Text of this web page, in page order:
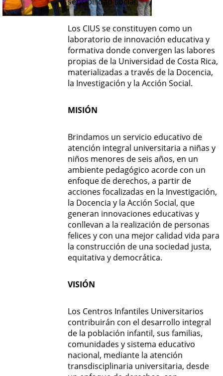
Los CIUS se constituyen como un
laboratorio de innovación educativa y
formativa donde convergen las labores
propias de la Universidad de Costa Rica,
materializadas a través de la Docencia,
la Investigación y la Acción Social.
MISIÓN
Brindamos un servicio educativo de
atención integral universitaria a niñas y
niños menores de seis años, en un
ambiente pedagógico acorde con un
enfoque de derechos, a partir de
acciones focalizadas en la Investigación,
la Docencia y la Acción Social, que
generan innovaciones educativas y
conllevan a la realización de personas
felices y con una mejor calidad vida para
la construcción de una sociedad justa,
equitativa y democrática.
VISIÓN
Los Centros Infantiles Universitarios
contribuirán con el desarrollo integral
de la población infantil, sus familias,
comunidades y sistema educativo
nacional, mediante la atención
transdisciplinaria universitaria, desde